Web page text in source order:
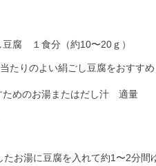
豆腐 １食分（約10〜20ｇ）
たりのよい絹ごし豆腐をおすすめ
ためのお湯またはだし汁 適量
たお湯に豆腐を入れて約1〜2分